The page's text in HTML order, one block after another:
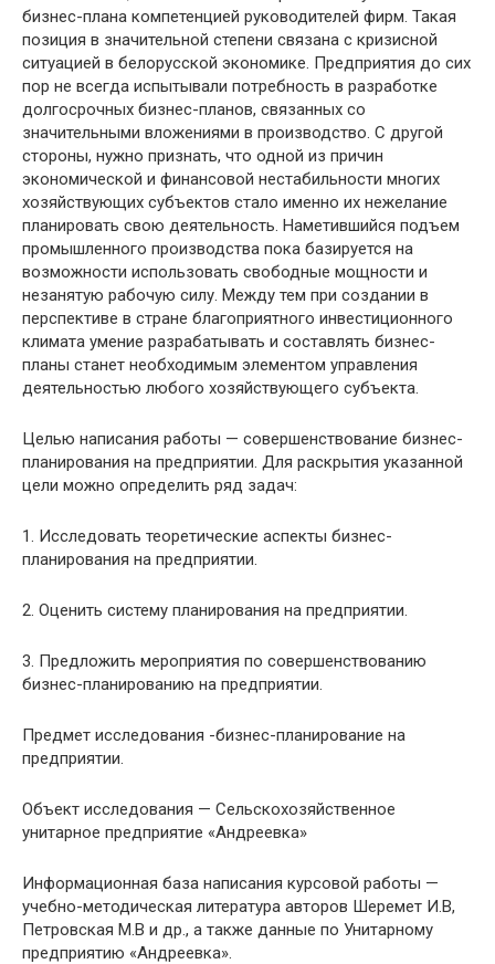
бизнес-плана компетенцией руководителей фирм. Такая
позиция в значительной степени связана с кризисной
ситуацией в белорусской экономике. Предприятия до сих
пор не всегда испытывали потребность в разработке
долгосрочных бизнес-планов, связанных со
значительными вложениями в производство. С другой
стороны, нужно признать, что одной из причин
экономической и финансовой нестабильности многих
хозяйствующих субъектов стало именно их нежелание
планировать свою деятельность. Наметившийся подъем
промышленного производства пока базируется на
возможности использовать свободные мощности и
незанятую рабочую силу. Между тем при создании в
перспективе в стране благоприятного инвестиционного
климата умение разрабатывать и составлять бизнес-
планы станет необходимым элементом управления
деятельностью любого хозяйствующего субъекта.
Целью написания работы — совершенствование бизнес-
планирования на предприятии. Для раскрытия указанной
цели можно определить ряд задач:
1. Исследовать теоретические аспекты бизнес-
планирования на предприятии.
2. Оценить систему планирования на предприятии.
3. Предложить мероприятия по совершенствованию
бизнес-планированию на предприятии.
Предмет исследования -бизнес-планирование на
предприятии.
Объект исследования — Сельскохозяйственное
унитарное предприятие «Андреевка»
Информационная база написания курсовой работы —
учебно-методическая литература авторов Шеремет И.В,
Петровская М.В и др., а также данные по Унитарному
предприятию «Андреевка».